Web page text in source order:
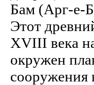
Бам (Арг-е-
Этот
XVIII века
окружен
сооружения